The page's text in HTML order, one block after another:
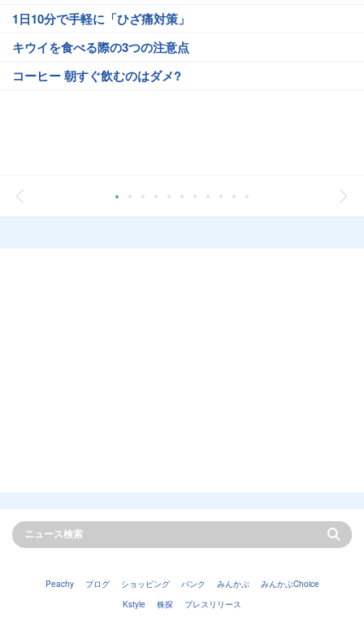
1日10分で手軽に「ひざ痛対策」
キウイを食べる際の3つの注意点
コーヒー 朝すぐ飲むのはダメ?
Peachy ブログ ショッピング バンク みんかぶ
みんかぶChoice
Kstyle
株探 プレスリリース